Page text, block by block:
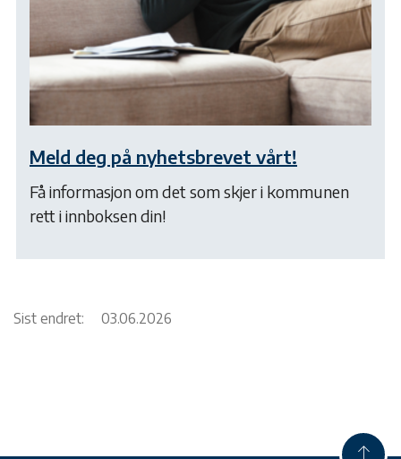
Meld deg på nyhetsbrevet vårt!
Få informasjon om det som skjer i kommunen
rett i innboksen din!
Sist endret: 03.06.2026